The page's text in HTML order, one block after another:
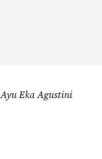
Ayu Eka Agustini